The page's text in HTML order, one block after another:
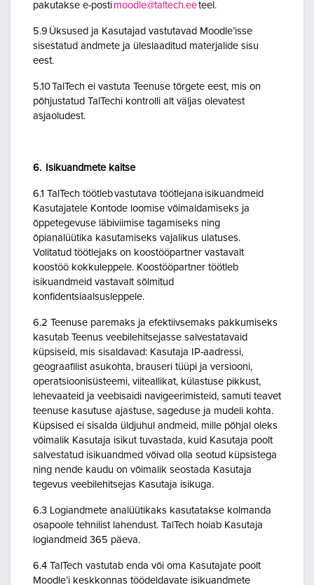
pakutakse e-posti moodle@taltech.eeteel.
5.9 Üksused ja Kasutajad vastutavad Moodle’isse
sisestatud andmete ja üleslaaditud materjalide sisu
eest.
5.10 TalTech ei vastuta Teenuse tõrgete eest, mis on
põhjustatud TalTechi kontrolli alt väljas olevatest
asjaoludest.
6. Isikuandmete kaitse
6.1 TalTech töötleb vastutava töötlejana isikuandmeid
Kasutajatele Kontode loomise võimaldamiseks ja
õppetegevuse läbiviimise tagamiseks ning
õpianalüütika kasutamiseks vajalikus ulatuses.
Volitatud töötlejaks on koostööpartner vastavalt
koostöö kokkuleppele. Koostööpartner töötleb
isikuandmeid vastavalt sõlmitud
konfidentsiaalsusleppele.
6.2 Teenuse paremaks ja efektiivsemaks pakkumiseks
kasutab Teenus veebilehitsejasse salvestatavaid
küpsiseid, mis sisaldavad: Kasutaja IP-aadressi,
geograafilist asukohta, brauseri tüüpi ja versiooni,
operatsioonisüsteemi, viiteallikat, külastuse pikkust,
lehevaateid ja veebisaidi navigeerimisteid, samuti teavet
teenuse kasutuse ajastuse, sageduse ja mudeli kohta.
Küpsised ei sisalda üldjuhul andmeid, mille põhjal oleks
võimalik Kasutaja isikut tuvastada, kuid Kasutaja poolt
salvestatud isikuandmed võivad olla seotud küpsistega
ning nende kaudu on võimalik seostada Kasutaja
tegevus veebilehitsejas Kasutaja isikuga.
6.3 Logiandmete analüütikaks kasutatakse kolmanda
osapoole tehnilist lahendust. TalTech hoiab Kasutaja
logiandmeid 365 päeva.
6.4 TalTech vastutab enda või oma Kasutajate poolt
Moodle’i keskkonnas töödeldavate isikuandmete